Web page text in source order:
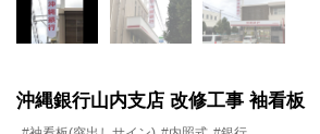
沖縄銀行山内支店 改修工事 袖看板